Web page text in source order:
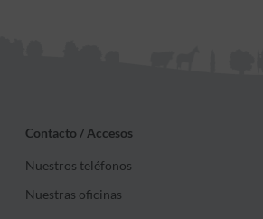
Contacto / Accesos
Nuestros teléfonos
Nuestras oficinas